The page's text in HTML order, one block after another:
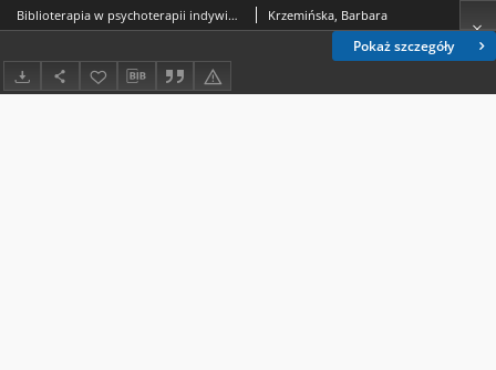
Pokaż szczegóły
Biblioterapia w psychoterapii indywidualnej i grupach wsparcia kobiet zmagających się z problemem niepłodności Krzemińska, Barbara